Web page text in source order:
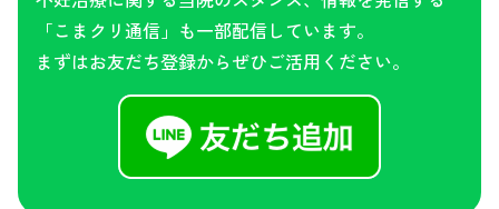
「こまクリ通信」も一部配信しています。
まずはお友だち登録からぜひご活用ください。